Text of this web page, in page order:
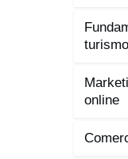
turismo
online